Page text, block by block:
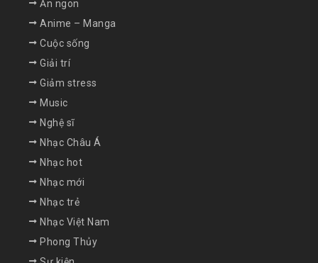
Ăn ngon
Anime – Manga
Cuộc sống
Giải trí
Giảm stress
Music
Nghệ sĩ
Nhạc Châu Á
Nhạc hot
Nhạc mới
Nhạc trẻ
Nhạc Việt Nam
Phong Thủy